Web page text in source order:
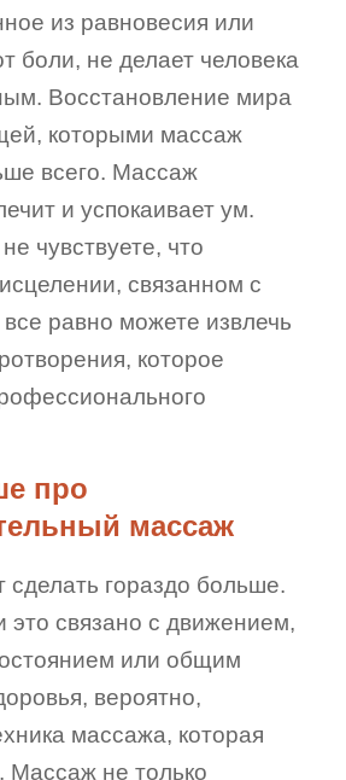
из равновесия или
боли, не делает человека
Восстановление мира
которыми массаж
всего. Массаж
и успокаивает ум.
чувствуете, что
связанном с
равно можете извлечь
которое
про
массаж
гораздо больше.
связано с движением,
или общим
вероятно,
массажа, которая
Массаж не только